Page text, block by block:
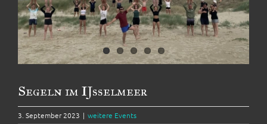
Impressionen
Partner
Segeln im IJsselmeer
3. September 2023 | weitere Events